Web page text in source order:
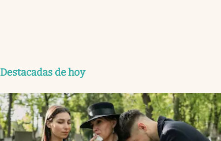
Destacadas de hoy